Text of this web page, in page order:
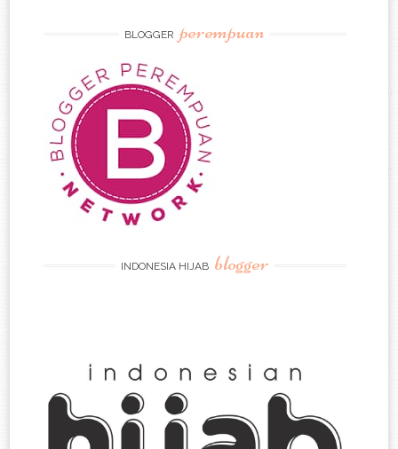
BLOGGER perempuan
INDONESIA HIJAB blogger